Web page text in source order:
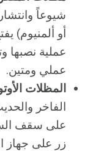
شيوعاً
أو ألمنيوم)
عملية نصبها
عملي ومتين.
المظلات
الفاخر
على سقف
زر على جهاز